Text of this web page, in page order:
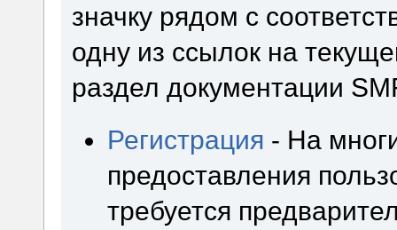
значку рядом с
одну из ссылок на
раздел документации
Регистрация - На
предоставления
требуется